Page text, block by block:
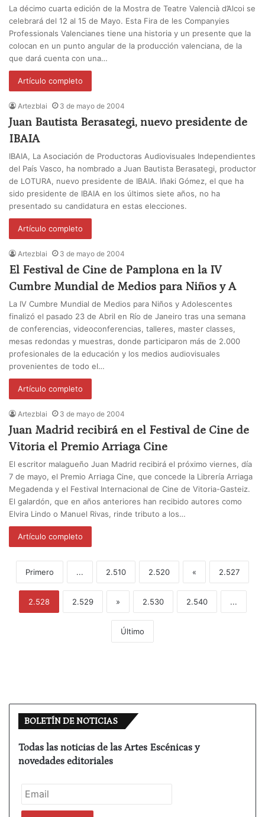
La décimo cuarta edición de la Mostra de Teatre Valencià d’Alcoi se
celebrará del 12 al 15 de Mayo. Esta Fira de les Companyies
Professionals Valencianes tiene una historia y un presente que la
colocan en un punto angular de la producción valenciana, de la
que dará cuenta con una…
Artículo completo
Artezblai 3 de mayo de 2004
Juan Bautista Berasategi, nuevo presidente de
IBAIA
IBAIA, La Asociación de Productoras Audiovisuales Independientes
del País Vasco, ha nombrado a Juan Bautista Berasategi, productor
de LOTURA, nuevo presidente de IBAIA. Iñaki Gómez, el que ha
sido presidente de IBAIA en los últimos siete años, no ha
presentado su candidatura en estas elecciones.
Artículo completo
Artezblai 3 de mayo de 2004
El Festival de Cine de Pamplona en la IV
Cumbre Mundial de Medios para Niños y A
La IV Cumbre Mundial de Medios para Niños y Adolescentes
finalizó el pasado 23 de Abril en Río de Janeiro tras una semana
de conferencias, videoconferencias, talleres, master classes,
mesas redondas y muestras, donde participaron más de 2.000
profesionales de la educación y los medios audiovisuales
provenientes de todo el…
Artículo completo
Artezblai 3 de mayo de 2004
Juan Madrid recibirá en el Festival de Cine de
Vitoria el Premio Arriaga Cine
El escritor malagueño Juan Madrid recibirá el próximo viernes, día
7 de mayo, el Premio Arriaga Cine, que concede la Librería Arriaga
Megadenda y el Festival Internacional de Cine de Vitoria-Gasteiz.
El galardón, que en años anteriores han recibido autores como
Elvira Lindo o Manuel Rivas, rinde tributo a los…
Artículo completo
Primero ... 2.510 2.520 « 2.527
2.528 2.529 » 2.530 2.540 ...
Último
BOLETÍN DE NOTICIAS
Todas las noticias de las Artes Escénicas y
novedades editoriales